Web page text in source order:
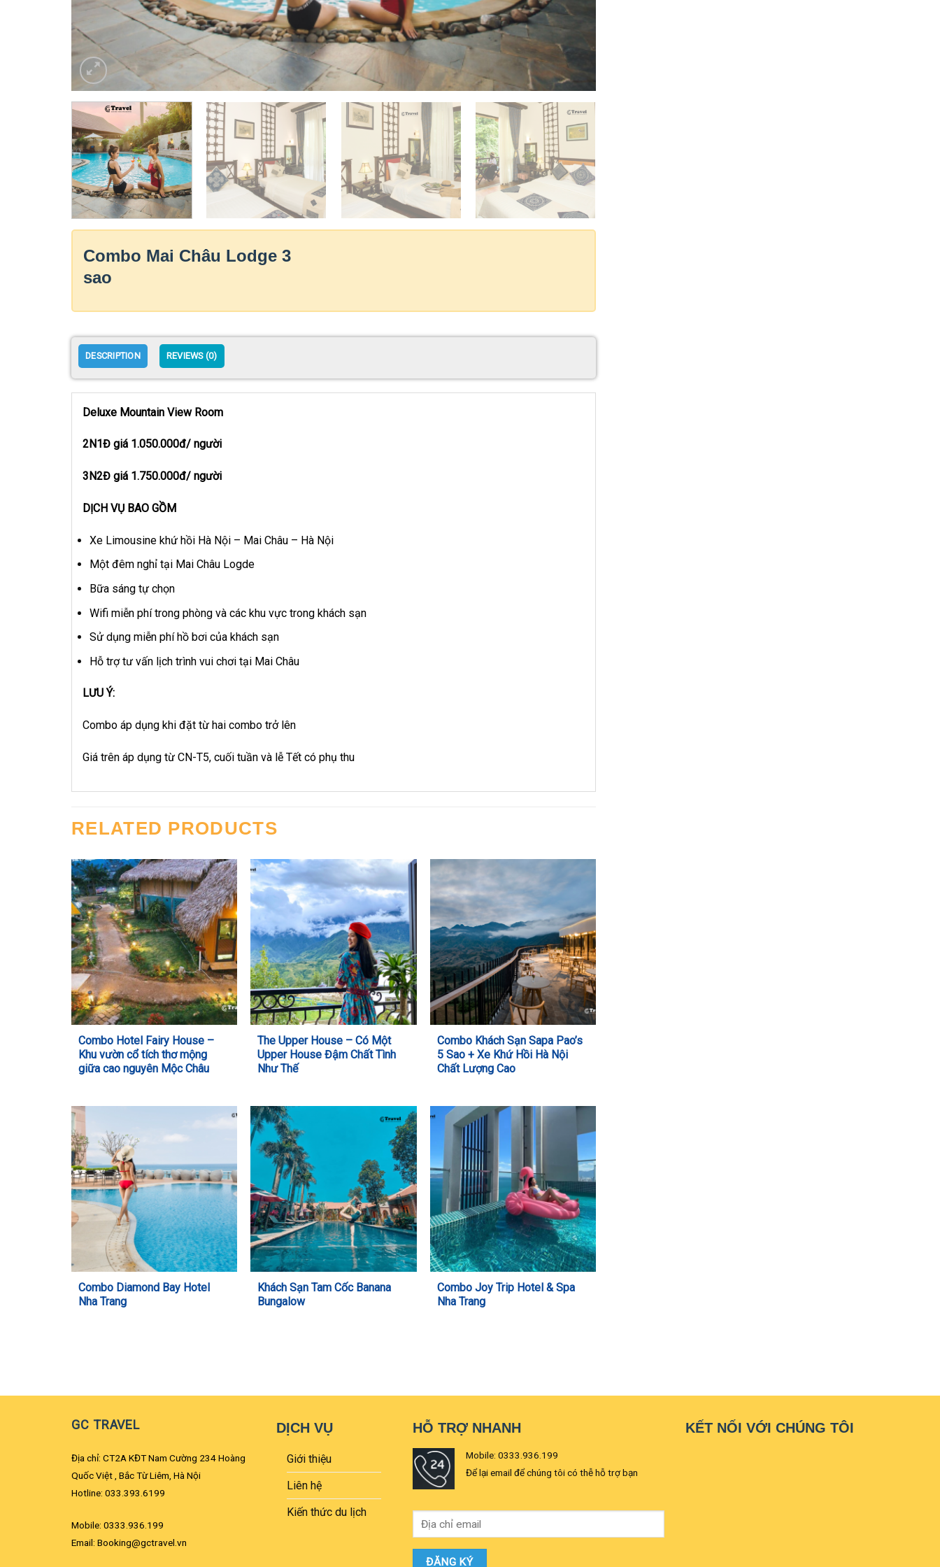
Combo Mai Châu Lodge 3
sao
DESCRIPTION REVIEWS (0)
Deluxe Mountain View Room
2N1Đ giá 1.050.000đ/ người
3N2Đ giá 1.750.000đ/ người
DỊCH VỤ BAO GỒM
Xe Limousine khứ hồi Hà Nội – Mai Châu – Hà Nội
Một đêm nghỉ tại Mai Châu Logde
Bữa sáng tự chọn
Wifi miễn phí trong phòng và các khu vực trong khách sạn
Sử dụng miễn phí hồ bơi của khách sạn
Hỗ trợ tư vấn lịch trình vui chơi tại Mai Châu
LƯU Ý:
Combo áp dụng khi đặt từ hai combo trở lên
Giá trên áp dụng từ CN-T5, cuối tuần và lễ Tết có phụ thu
RELATED PRODUCTS
Combo Hotel Fairy House –
Khu vườn cổ tích thơ mộng
giữa cao nguyên Mộc Châu
The Upper House – Có Một
Upper House Đậm Chất Tình
Như Thế
Combo Khách Sạn Sapa Pao’s
5 Sao + Xe Khứ Hồi Hà Nội
Chất Lượng Cao
Combo Diamond Bay Hotel
Nha Trang
Khách Sạn Tam Cốc Banana
Bungalow
Combo Joy Trip Hotel & Spa
Nha Trang
GC TRAVEL
Địa chỉ: CT2A KĐT Nam Cường 234 Hoàng
Quốc Việt , Bắc Từ Liêm, Hà Nội
Hotline: 033.393.6199
Mobile: 0333.936.199
Email: Booking@gctravel.vn
DỊCH VỤ
Giới thiệu
Liên hệ
Kiến thức du lịch
HỖ TRỢ NHANH
Mobile: 0333.936.199
Để lại email để chúng tôi có thễ hỗ trợ bạn
KẾT NỐI VỚI CHÚNG TÔI